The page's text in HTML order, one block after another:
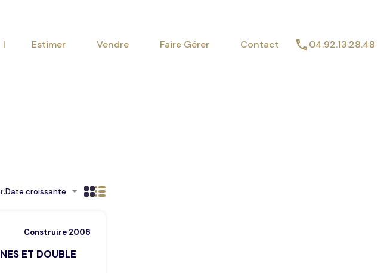
Louer I Estimer Vendre Faire Gérer Contact
I Estimer Vendre Faire Gérer Contact 04.92.13.28.48
Date croissante
Construire 2006
ET DOUBLE